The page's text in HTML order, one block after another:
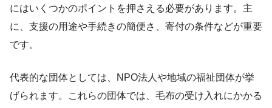
にはいくつかのポイントを押さえる必要があります。主
に、支援の用途や手続きの簡便さ、寄付の条件などが重要
です。
代表的な団体としては、NPO法人や地域の福祉団体が挙
げられます。これらの団体では、毛布の受け入れにかかる